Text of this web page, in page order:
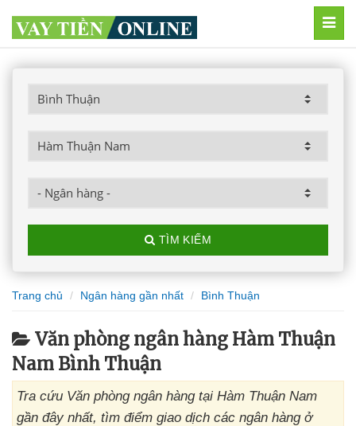
TÌM KIẾM
Trang chủ Ngân hàng gần nhất Bình Thuận
Văn phòng ngân hàng Hàm Thuận
Nam Bình Thuận
Tra cứu Văn phòng ngân hàng tại Hàm Thuận Nam
gần đây nhất, tìm điểm giao dịch các ngân hàng ở